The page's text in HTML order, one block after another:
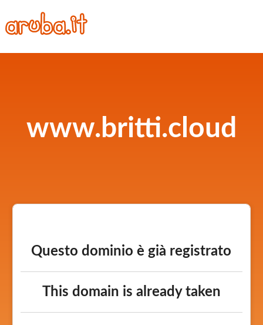
www.britti.cloud
Questo dominio è già registrato
This domain is already taken